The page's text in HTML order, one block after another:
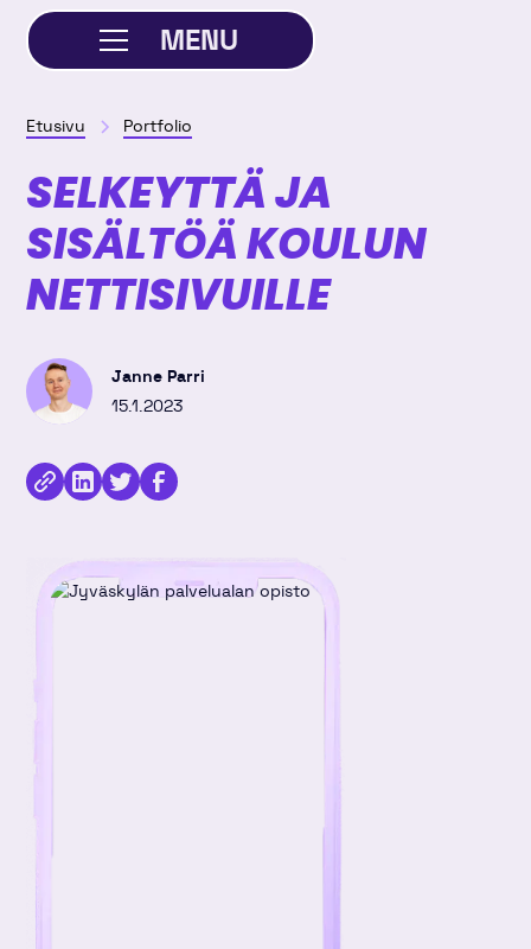
MENU
Etusivu Portfolio
SELKEYTTÄ JA
SISÄLTÖÄ KOULUN
NETTISIVUILLE
Janne Parri
15.1.2023
KopioiJaa
Linkedinissä
Jaa
Twitterissä
Jaa
Facebookissa